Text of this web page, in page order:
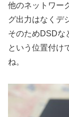
他のネットワー
グ出力はなくデ
そのためDSDな
という位置付け
ね。